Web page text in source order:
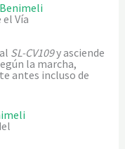
el Vía
SL-CV109y asciende
la marcha,
antes incluso de